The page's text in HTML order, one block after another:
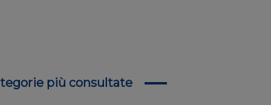
più consultate